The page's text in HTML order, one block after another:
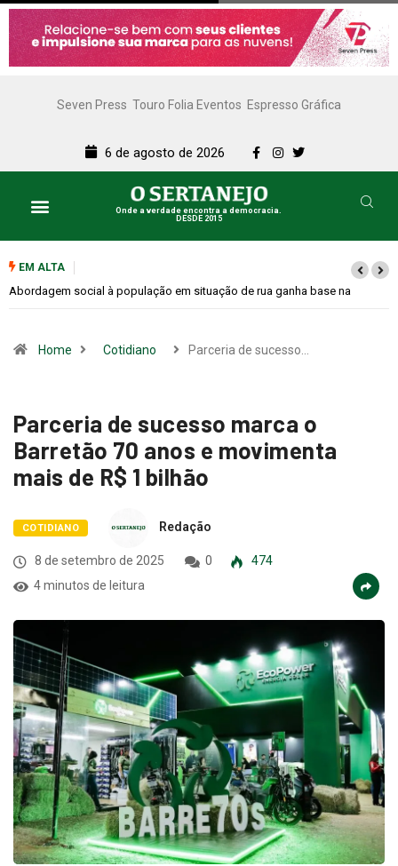
Seven Press Touro Folia Eventos Espresso Gráfica
6 de agosto de 2026
Onde a verdade encontra a democracia.
DESDE 2015
EM ALTA Cemitérios terão horário especial e missas no Dia dos Pais
Barretão 70 anos e movimenta
mais de R$ 1 bilhão
8 de setembro de 2025
4 minutos de leitura